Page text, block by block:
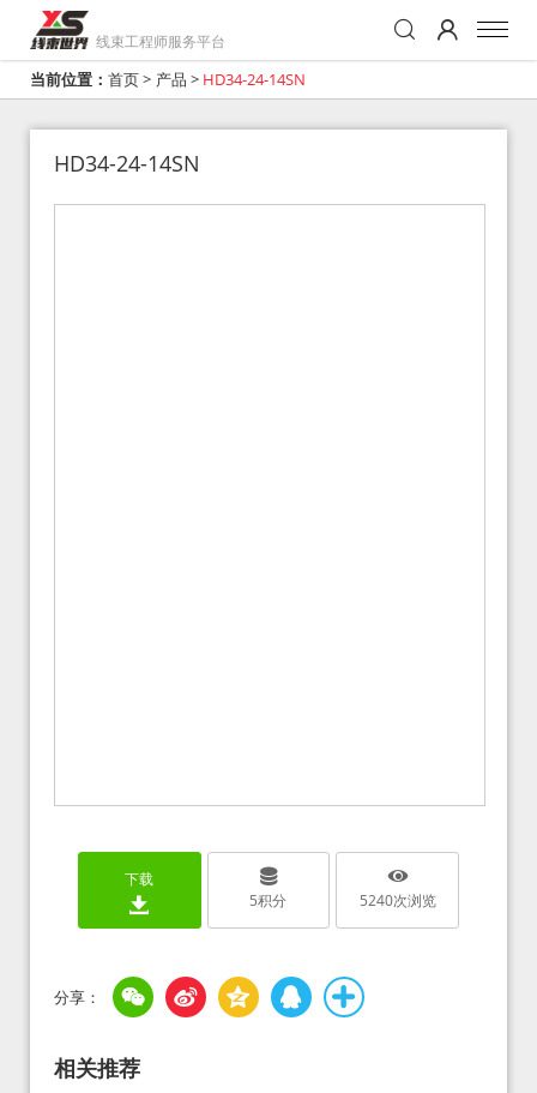
线束工程师服务平台
当前位置： 首页> 产品 > HD34-24-14SN
HD34-24-14SN
下载
5积分 5240次浏览
相关推荐